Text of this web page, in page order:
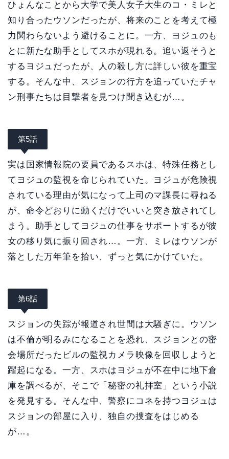
ひょんなことから大学で美人女子大生のコ・ミレと
知り合ったウソンだったが、将来のことを考えて極
力関わらないよう避けることに。一方、ヨジュのも
とに新たな助手としてスホが現れる。追い返そうと
するヨジュだったが、人の殺し方に詳しい彼を重宝
する。そんな中、スジョンの行方を追っていたチャ
ン刑事たちは目撃者を見つけ聞き込むが…。
第5話
実は国家情報院の要員であるスホは、特殊任務とし
てヨジュの監視を命じられていた。ヨジュが危険視
されている理由が気になって上司のマ課長に尋ねる
が、命令どおりに動くだけでいいと突き放されてし
まう。助手としてヨジュの仕事をサポートするが彼
女の移り気に振り回され…。一方、ミレはウソンが
落とした万年筆を拾い、ずっと気にかけていた。
第6話
スジョンの失踪が報道され世間は大騒ぎに。ウソン
は不倫が明るみになることを恐れ、スジョンとの密
会場所だったビルの監視カメラ映像を回収しようと
躍起になる。一方、スホはヨジュが不在中に地下倉
庫を調べるが、そこで「秘密の礼拝室」という小説
を発見する。そんな中、警察にコネを持つヨジュは
スジョンの部屋に入り、独自の捜査をはじめる
が…。